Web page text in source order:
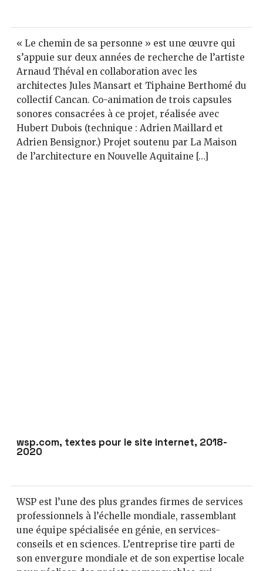
« Le chemin de sa personne » est une œuvre qui
s’appuie sur deux années de recherche de l’artiste
Arnaud Théval en collaboration avec les
architectes Jules Mansart et Tiphaine Berthomé du
collectif Cancan. Co-animation de trois capsules
sonores consacrées à ce projet, réalisée avec
Hubert Dubois (technique : Adrien Maillard et
Adrien Bensignor.) Projet soutenu par La Maison
de l’architecture en Nouvelle Aquitaine […]
wsp.com, textes pour le site internet, 2018-
2020
WSP est l’une des plus grandes firmes de services
professionnels à l’échelle mondiale, rassemblant
une équipe spécialisée en génie, en services-
conseils et en sciences. L’entreprise tire parti de
son envergure mondiale et de son expertise locale